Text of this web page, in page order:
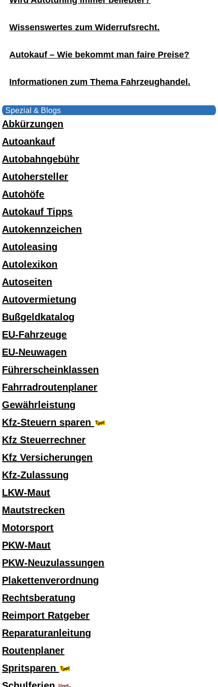
Wissenswertes zum Widerrufsrecht.
Autokauf – Wie bekommt man faire Preise?
Informationen zum Thema Fahrzeughandel.
Spezial & Blogs
Abkürzungen
Autoankauf
Autobahngebühr
Autohersteller
Autohöfe
Autokauf Tipps
Autokennzeichen
Autoleasing
Autolexikon
Autoseiten
Autovermietung
Bußgeldkatalog
EU-Fahrzeuge
EU-Neuwagen
Führerscheinklassen
Fahrradroutenplaner
Gewährleistung
Kfz-Steuern sparen
Kfz Steuerrechner
Kfz Versicherungen
Kfz-Zulassung
LKW-Maut
Mautstrecken
Motorsport
PKW-Maut
PKW-Neuzulassungen
Plakettenverordnung
Rechtsberatung
Reimport Ratgeber
Reparaturanleitung
Routenplaner
Spritsparen